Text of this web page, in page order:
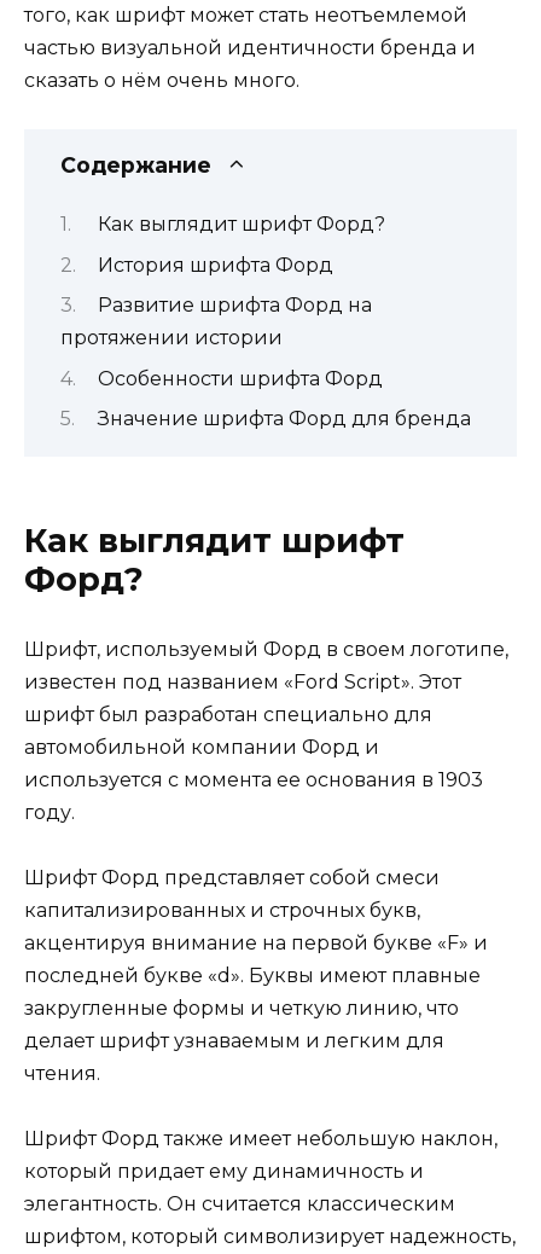
того, как шрифт может стать неотъемлемой
частью визуальной идентичности бренда и
сказать о нём очень много.
Содержание
Как выглядит шрифт Форд?
История шрифта Форд
Развитие шрифта Форд на
протяжении истории
Особенности шрифта Форд
Значение шрифта Форд для бренда
Как выглядит шрифт
Форд?
Шрифт, используемый Форд в своем логотипе,
известен под названием «Ford Script». Этот
шрифт был разработан специально для
автомобильной компании Форд и
используется с момента ее основания в 1903
году.
Шрифт Форд представляет собой смеси
капитализированных и строчных букв,
акцентируя внимание на первой букве «F» и
последней букве «d». Буквы имеют плавные
закругленные формы и четкую линию, что
делает шрифт узнаваемым и легким для
чтения.
Шрифт Форд также имеет небольшую наклон,
который придает ему динамичность и
элегантность. Он считается классическим
шрифтом, который символизирует надежность,